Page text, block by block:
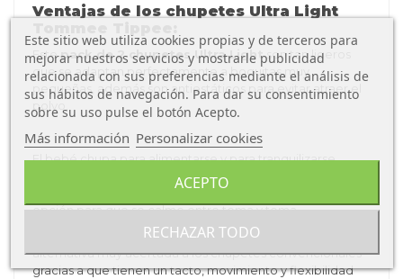
Ventajas de los chupetes Ultra Light
Estepack de 2 chupetes Ultra Lightson tan ligeros
que se adaptan perfectamente a boquitas muy
pequeñas, además son antiestáticos para evitar atraer el
polvo.
El bebé chupa para alimentarse y para tranquilizarse
porque es un reflejo natural. Cuando el pecho de mamá
chupete Ultra Light
opción para que se calme entre toma y toma
chupetes siliconadeTommee Tippee
alternativa muy acertada a los chupetes convencionales
gracias a que tienen un tacto, movimiento y flexibilidad
Este sitio web utiliza cookies propias y de terceros para
mejorar nuestros servicios y mostrarle publicidad
relacionada con sus preferencias mediante el análisis de
sus hábitos de navegación. Para dar su consentimiento
sobre su uso pulse el botón Acepto.
Más información Personalizar cookies
RECHAZAR TODO
ACEPTO